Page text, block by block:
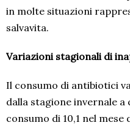
in molte situazioni
salvavita.
Variazioni stagionali di
Il consumo di antibiotici
dalla stagione invernale a
consumo di 10,1 nel